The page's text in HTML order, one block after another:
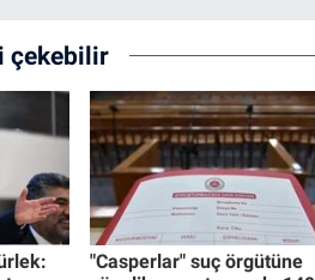
çekebilir
"Casperlar" suç örgütüne